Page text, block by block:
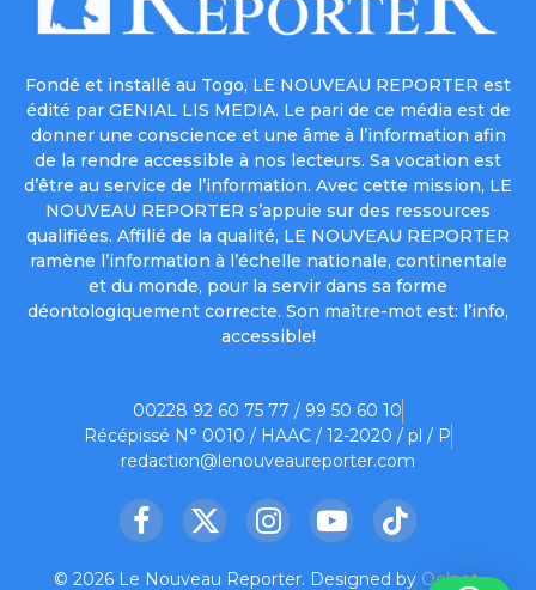
Fondé et installé au Togo, LE NOUVEAU REPORTER est
édité par GENIAL LIS MEDIA. Le pari de ce média est de
donner une conscience et une âme à l’information afin
de la rendre accessible à nos lecteurs. Sa vocation est
d’être au service de l’information. Avec cette mission, LE
NOUVEAU REPORTER s’appuie sur des ressources
qualifiées. Affilié de la qualité, LE NOUVEAU REPORTER
ramène l’information à l’échelle nationale, continentale
et du monde, pour la servir dans sa forme
déontologiquement correcte. Son maître-mot est: l’info,
accessible!
00228 92 60 75 77 / 99 50 60 10
Récépissé N° 0010 / HAAC / 12-2020 / pl / P
redaction@lenouveaureporter.com
Facebook
X
InstagramYouTubeTikTok
© 2026 Le Nouveau Reporter. Designed by Oelnet.